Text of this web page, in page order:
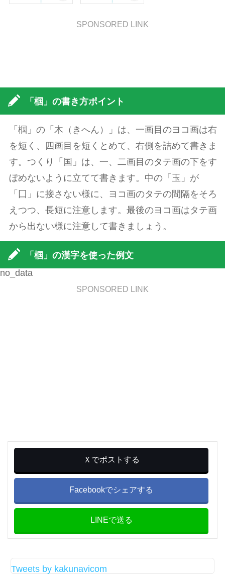
SPONSORED LINK
「椢」の書き方ポイント
「椢」の「木（きへん）」は、一画目のヨコ画は右
を短く、四画目を短くとめて、右側を詰めて書きま
す。つくり「国」は、一、二画目のタテ画の下をす
ぼめないように立てて書きます。中の「玉」が
「囗」に接さない様に、ヨコ画のタテの間隔をそろ
えつつ、長短に注意します。最後のヨコ画はタテ画
から出ない様に注意して書きましょう。
「椢」の漢字を使った例文
no_data
SPONSORED LINK
Ｘでポストする
Facebookでシェアする
LINEで送る
Tweets by kakunavicom